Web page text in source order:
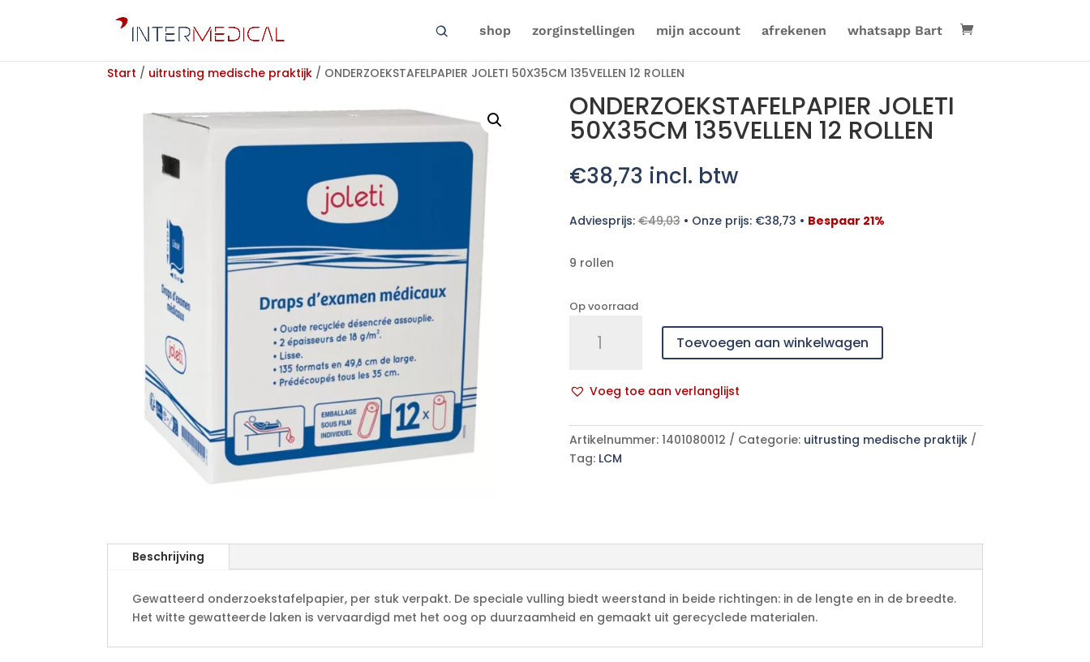
shop zorginstellingen mijn account afrekenen whatsapp Bart
Start / uitrusting medische praktijk / ONDERZOEKSTAFELPAPIER JOLETI 50X35CM 135VELLEN 12 ROLLEN
ONDERZOEKSTAFELPAPIER JOLETI
50X35CM 135VELLEN 12 ROLLEN
€38,73 incl. btw
Adviesprijs:€49,03• Onze prijs: €38,73 • Bespaar 21%
9 rollen
Op voorraad
ONDERZOEKSTAFELPAPIER
JOLETI
12
aantal
Toevoegen aan winkelwagen
Voeg toe aan verlanglijst
l
t
e
t
e
:
Artikelnummer: 1401080012 Categorie: uitrusting medische praktijk
Tag: LCM
Beschrijving
Gewatteerd onderzoekstafelpapier, per stuk verpakt. De speciale vulling biedt weerstand in beide richtingen: in de lengte en in de breedte.
Het witte gewatteerde laken is vervaardigd met het oog op duurzaamheid en gemaakt uit gerecyclede materialen.